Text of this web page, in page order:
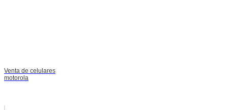
Venta de celulares
motorola